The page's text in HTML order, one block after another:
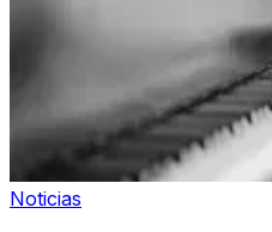
Noticias